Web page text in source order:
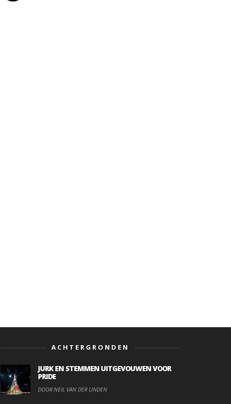
ACHTERGRONDEN
JURK EN STEMMEN UITGEVOUWEN VOOR
PRIDE
DOOR NEIL VAN DER LINDEN